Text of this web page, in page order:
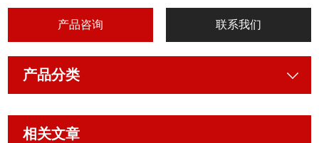
产品咨询 联系我们
产品分类
相关文章